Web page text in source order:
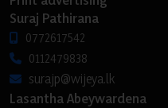
Suraj Pathirana
0772617542
0112479838
surajp@wijeya.lk
Lasantha Abeywardena